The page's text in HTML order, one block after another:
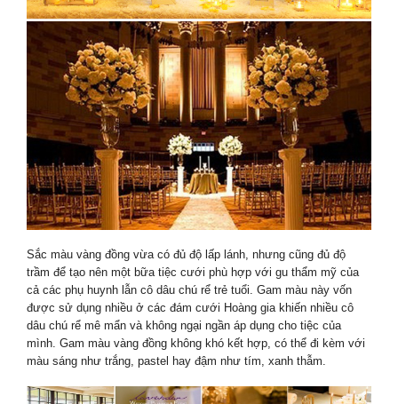
Sắc màu vàng đồng vừa có đủ độ lấp lánh, nhưng cũng đủ độ
trầm để tạo nên một bữa tiệc cưới phù hợp với gu thẩm mỹ của
cả các phụ huynh lẫn cô dâu chú rể trẻ tuổi. Gam màu này vốn
được sử dụng nhiều ở các đám cưới Hoàng gia khiến nhiều cô
dâu chú rể mê mẩn và không ngại ngần áp dụng cho tiệc của
mình. Gam màu vàng đồng không khó kết hợp, có thể đi kèm với
màu sáng như trắng, pastel hay đậm như tím, xanh thẫm.